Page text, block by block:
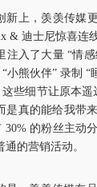
新上，羡羡传媒
& 迪士尼惊喜连
注入了大量 “情
小熊伙伴” 录制
些细节让原本
是真的能给我带
30% 的粉丝主动
的营销活动。